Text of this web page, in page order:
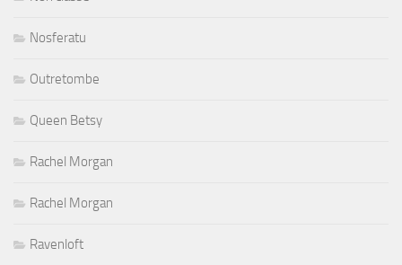
Nosferatu
Outretombe
Queen Betsy
Rachel Morgan
Rachel Morgan
Ravenloft